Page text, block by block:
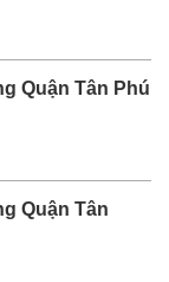
Quận Tân Phú
Quận Tân